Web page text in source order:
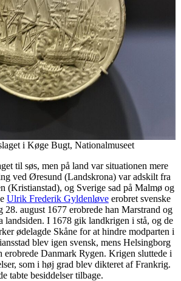
i Køge Bugt, Nationalmuseet
til søs, men på land var situationen mere
ved Øresund (Landskrona) var adskilt fra
(Kristianstad), og Sverige sad på Malmø og
Ulrik Frederik Gyldenløve erobret svenske
28. august 1677 erobrede han Marstrand og
landsiden. I 1678 gik landkrigen i stå, og de
ødelagde Skåne for at hindre modparten i
blev igen svensk, mens Helsingborg
erobrede Danmark Rygen. Krigen sluttede i
som i høj grad blev dikteret af Frankrig.
tabte besiddelser tilbage.